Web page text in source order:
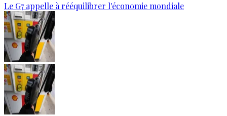
Le G7 appelle à rééquilibrer l'économie mondiale